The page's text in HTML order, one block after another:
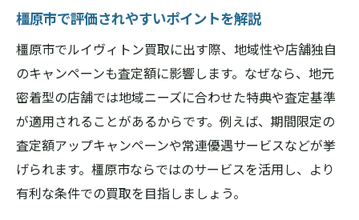
橿原市で評価されやすいポイントを解説
橿原市でルイヴィトン買取に出す際、地域性や店舗独自
のキャンペーンも査定額に影響します。なぜなら、地元
密着型の店舗では地域ニーズに合わせた特典や査定基準
が適用されることがあるからです。例えば、期間限定の
査定額アップキャンペーンや常連優遇サービスなどが挙
げられます。橿原市ならではのサービスを活用し、より
有利な条件での買取を目指しましょう。